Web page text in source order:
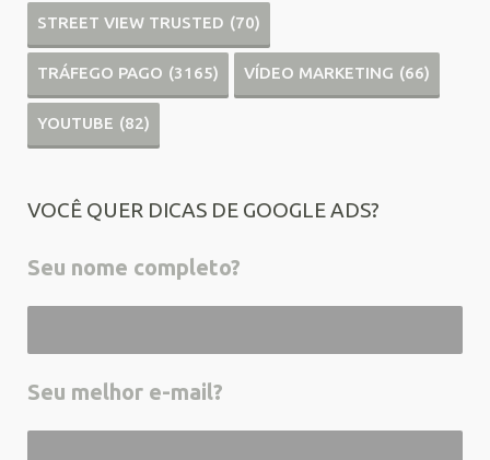
STREET VIEW TRUSTED (70)
TRÁFEGO PAGO (3165) VÍDEO MARKETING (66)
YOUTUBE (82)
VOCÊ QUER DICAS DE GOOGLE ADS?
Seu nome completo?
Seu melhor e-mail?